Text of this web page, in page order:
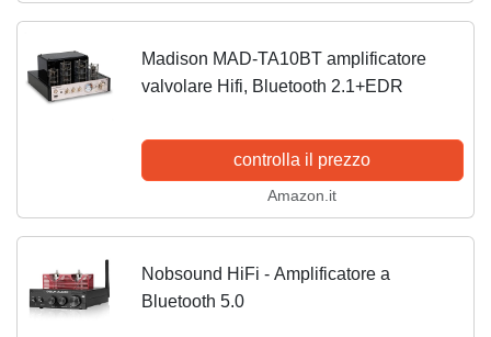
Madison MAD-TA10BT amplificatore
valvolare Hifi, Bluetooth 2.1+EDR
controlla il prezzo
Amazon.it
Nobsound HiFi - Amplificatore a
Bluetooth 5.0